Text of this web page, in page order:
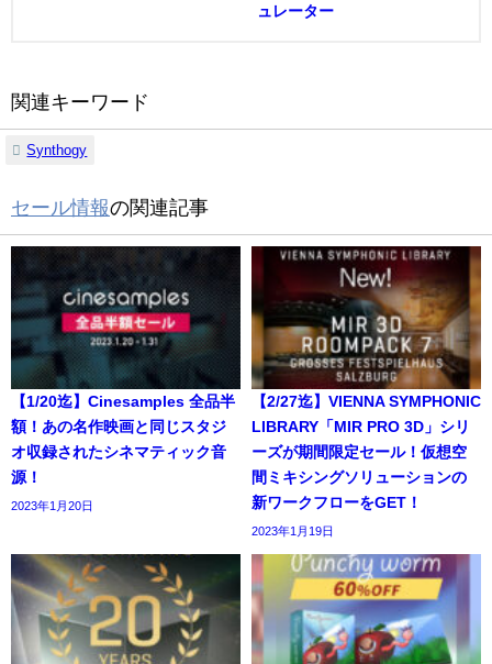
ュレーター
関連キーワード
Synthogy
セール情報の関連記事
【1/20迄】Cinesamples 全品半
額！あの名作映画と同じスタジ
オ収録されたシネマティック音
源！
2023年1月20日
【2/27迄】VIENNA SYMPHONIC
LIBRARY「MIR PRO 3D」シリ
ーズが期間限定セール！仮想空
間ミキシングソリューションの
新ワークフローをGET！
2023年1月19日